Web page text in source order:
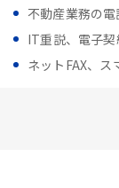
不動産業務の電
IT重説、電子契
ネットFAX、ス